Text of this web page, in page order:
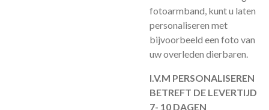
fotoarmband, kunt u laten
personaliseren met
bijvoorbeeld een foto van
uw overleden dierbaren.
I.V.M PERSONALISEREN
BETREFT DE LEVERTIJD
7- 10 DAGEN